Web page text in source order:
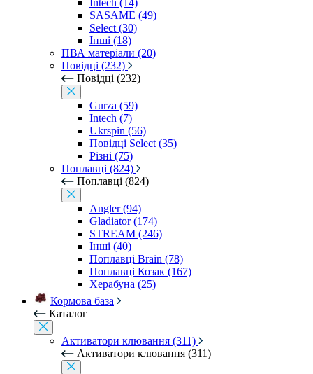
Intech (14)
SASAME (49)
Select (30)
Інші (18)
ПВА матеріали (20)
Повідці (232)
Повідці (232)
Gurza (59)
Intech (7)
Ukrspin (56)
Повідці Select (35)
Різні (75)
Поплавці (824)
Поплавці (824)
Angler (94)
Gladiator (174)
STREAM (246)
Інші (40)
Поплавці Brain (78)
Поплавці Козак (167)
Херабуна (25)
Кормова база
Каталог
Активатори клювання (311)
Активатори клювання (311)